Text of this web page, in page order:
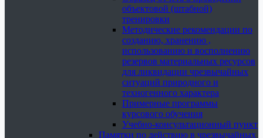
объектовой (штабной)
тренировки
Методические рекомендации по
созданию, хранению ,
использованию и восполнению
резервов материальных ресурсов
для ликвидации чрезвычайных
ситуаций природного и
техногенного характера
Примерные программы
курсового обучения
Учебно-консультационный пункт
Памятки по действию в чрезвычайных